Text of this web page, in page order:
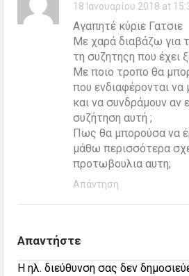
18 Ιανουαρίου 2018 at
Αγαπητέ κύριε Γατσιε
Με χαρά διαβάζω για
τη συζητηςη που έχει
Με ποιο τροπο θα
που ενδιαφέρονται
και να συνδράμουν αν
συζήτηση αυτή ;
Πως θα μπορούσα να
μάθω περισσότερα
προτωβουλια αυτη;
Απάντηση
Απαντήστε
Η ηλ. διεύθυνση σας δεν